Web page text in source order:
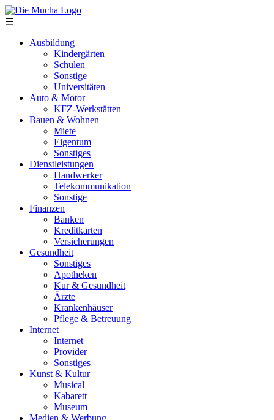
Direkt zum Inhalt
☰
Ausbildung
Kindergärten
Schulen
Sonstige
Universitäten
Auto & Motor
KFZ-Werkstätten
Bauen & Wohnen
Miete
Eigentum
Sonstiges
Dienstleistungen
Handwerker
Telekommunikation
Sonstige
Finanzen
Banken
Kreditkarten
Versicherungen
Gesundheit
Sonstiges
Apotheken
Kur & Gesundheit
Ärzte
Krankenhäuser
Pflege & Betreuung
Internet
Internet
Provider
Sonstiges
Kunst & Kultur
Musical
Kabarett
Museum
Medien & Werbung